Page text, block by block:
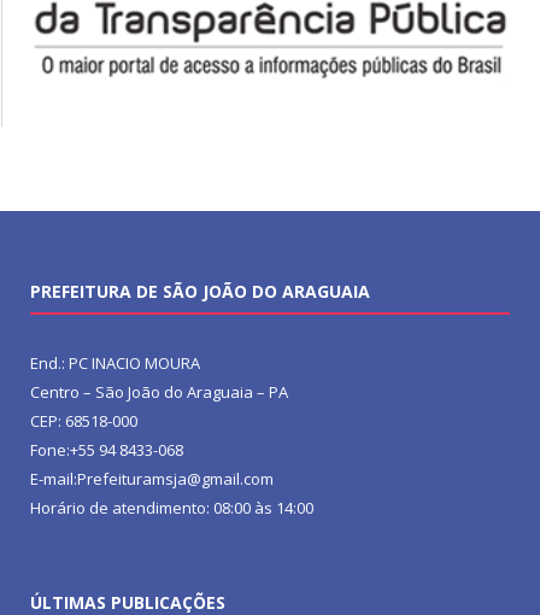
PREFEITURA DE SÃO JOÃO DO ARAGUAIA
End.: PC INACIO MOURA
Centro – São João do Araguaia – PA
CEP: 68518-000
Fone:+55 94 8433-068
E-mail:Prefeituramsja@gmail.com
Horário de atendimento: 08:00 às 14:00
ÚLTIMAS PUBLICAÇÕES